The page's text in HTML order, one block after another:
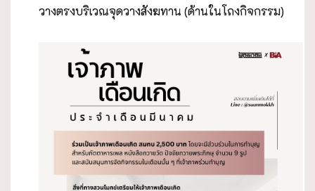
วางตรงบริเวณจุดวางสังฆทาน (ด้านในโถงกิจกรรม)